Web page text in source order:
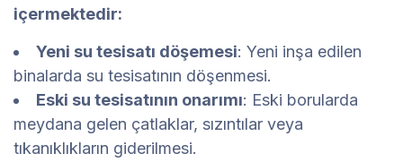
içermektedir:
Yeni su tesisatı döşemesi: Yeni inşa edilen
binalarda su tesisatının döşenmesi.
Eski su tesisatının onarımı: Eski borularda
meydana gelen çatlaklar, sızıntılar veya
tıkanıklıkların giderilmesi.